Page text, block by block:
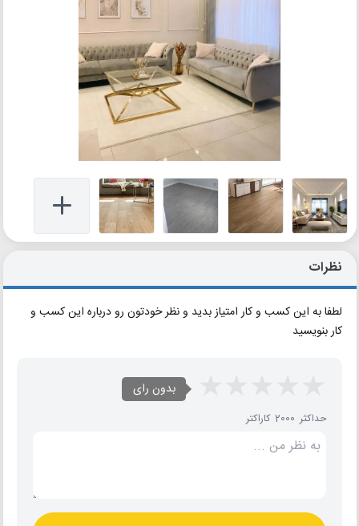
نظرات
لطفا به این کسب و کار امتیاز بدید و نظر خودتون رو درباره این کسب و
کار بنویسید
بدون رای
حداکثر 2000 کاراکتر